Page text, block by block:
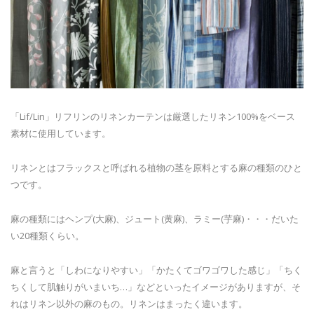
「Lif/Lin」リフリンのリネンカーテンは厳選したリネン100%をベース
素材に使用しています。
リネンとはフラックスと呼ばれる植物の茎を原料とする麻の種類のひと
つです。
麻の種類にはヘンプ(大麻)、ジュート(黄麻)、ラミー(芋麻)・・・だいた
い20種類くらい。
麻と言うと「しわになりやすい」「かたくてゴワゴワした感じ」「ちく
ちくして肌触りがいまいち…」などといったイメージがありますが、そ
れはリネン以外の麻のもの。リネンはまったく違います。